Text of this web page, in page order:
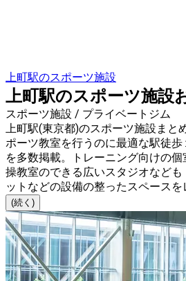
上町駅のスポーツ施設
上町駅のスポーツ施設
スポーツ施設 / プライベートジム
上町駅(東京都)のスポーツ施設まと
ポーツ教室を行うのに最適な駅徒
を多数掲載。トレーニング向けの
操教室のできる広いスタジオなど
ットなどの設備の整ったスペースを
(続く)